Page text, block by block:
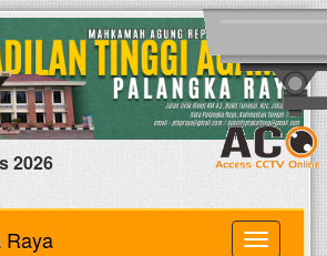
2026
MENU
Raya